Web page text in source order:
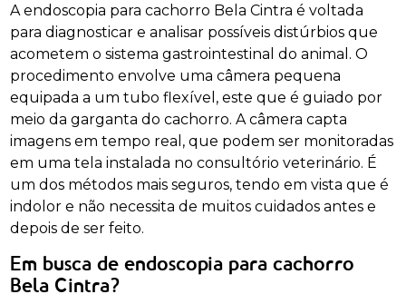
A endoscopia para cachorro Bela Cintra é voltada
para diagnosticar e analisar possíveis distúrbios que
acometem o sistema gastrointestinal do animal. O
procedimento envolve uma câmera pequena
equipada a um tubo flexível, este que é guiado por
meio da garganta do cachorro. A câmera capta
imagens em tempo real, que podem ser monitoradas
em uma tela instalada no consultório veterinário. É
um dos métodos mais seguros, tendo em vista que é
indolor e não necessita de muitos cuidados antes e
depois de ser feito.
Em busca de endoscopia para cachorro
Bela Cintra?